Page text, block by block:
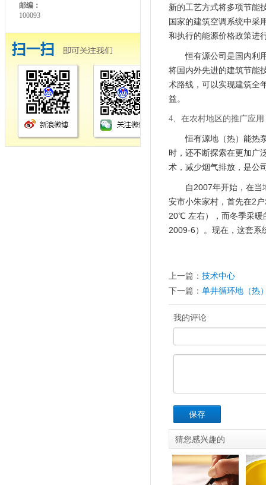
邮编：
100093
新的工艺方式将多项节能
国家的建筑空调系统中采
和执行的能源价格政策进
恒有源公司是国内利
将国内外先进的建筑节能
术路线，可以实现建筑全
益。
4、在农村地区的推广应用
恒有源地（热）能热
时，还不断探索在更加广
术，减少烟气排放，是公
自2007年开始，在
安市小朱家村，首先在2
20℃ 左右），而冬季采暖
2009-6）。现在，这套系
上一篇： 技术中心
下一篇： 单井循环地（热
我的评论
保存
猜您感兴趣的